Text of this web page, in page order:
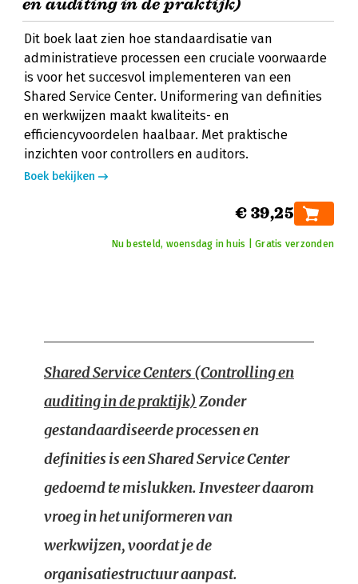
en auditing in de praktijk)
Dit boek laat zien hoe standaardisatie van
administratieve processen een cruciale voorwaarde
is voor het succesvol implementeren van een
Shared Service Center. Uniformering van definities
en werkwijzen maakt kwaliteits- en
efficiencyvoordelen haalbaar. Met praktische
inzichten voor controllers en auditors.
Boek bekijken
€ 39,25
Nu besteld, woensdag in huis | Gratis verzonden
Shared Service Centers (Controlling en
auditing in de praktijk)Zonder
gestandaardiseerde processen en
definities is een Shared Service Center
gedoemd te mislukken. Investeer daarom
vroeg in het uniformeren van
werkwijzen, voordat je de
organisatiestructuur aanpast.